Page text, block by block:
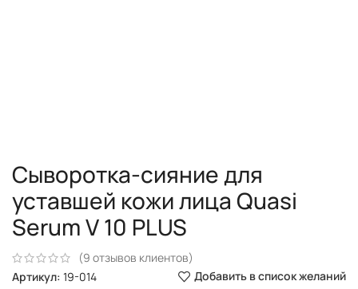
Сыворотка-сияние для
уставшей кожи лица Quasi
Serum V 10 PLUS
(9 отзывов клиентов)
Артикул: 19-014 Добавить в список желаний